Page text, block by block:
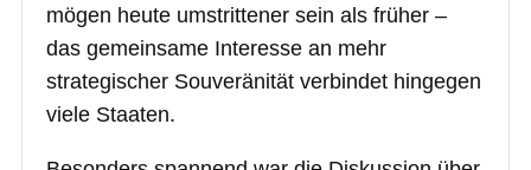
mögen heute umstrittener sein als früher –
das gemeinsame Interesse an mehr
strategischer Souveränität verbindet hingegen
viele Staaten.